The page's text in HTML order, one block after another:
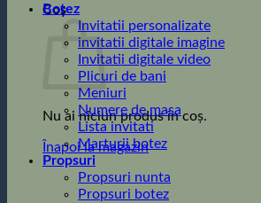
Coș
Nu ai niciun produs în coș.
Înapoi la magazin
Botez
Invitatii personalizate
invitatii digitale imagine
Invitatii digitale video
Plicuri de bani
Meniuri
Numere de masa
Lista invitati
Marturii botez
Propsuri
Propsuri nunta
Propsuri botez